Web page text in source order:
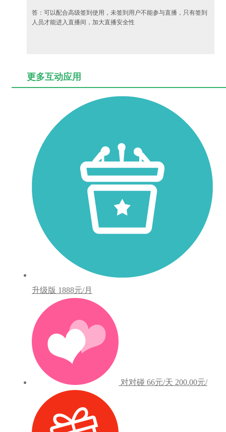
答：可以配合高级签到使用，未签到用户不能参与直播，只有签到
人员才能进入直播间，加大直播安全性
更多互动应用
升级版 1888元/月
对对碰 66元/天 200.00元/